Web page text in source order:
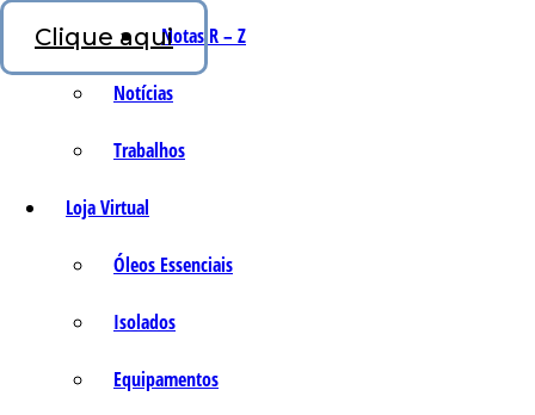
Notas R – Z
Notícias
Trabalhos
Loja Virtual
Óleos Essenciais
Isolados
Equipamentos
Clique aqui